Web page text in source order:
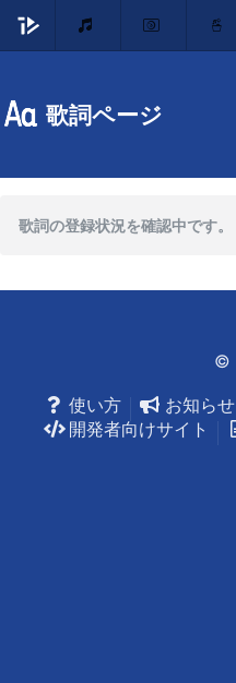
歌詞ページ
歌詞の登録状況を確認中です。
©
使い方
お知らせ
開発者向けサイト